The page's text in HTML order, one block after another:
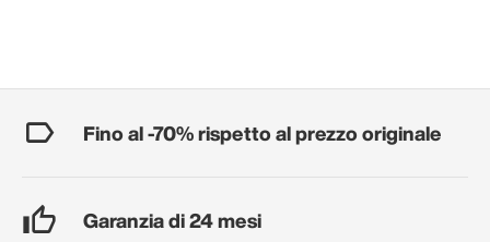
Fino al -70% rispetto al prezzo originale
Garanzia di 24 mesi